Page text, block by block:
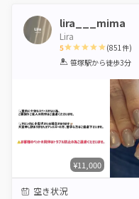
lira___mima
Lira
5
1 2 3 4 5
(851件)
笹塚駅から徒歩3分
¥11,000
空き状況